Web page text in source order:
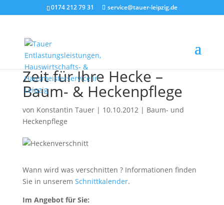
0174 212 79 31 service@tauer-leipzig.de
Zeit für Ihre Hecke –
Baum- & Heckenpflege
von Konstantin Tauer| 10.10.2012| Baum- und
Heckenpflege
Wann wird was verschnitten ? Informationen finden
Sie in unserem Schnittkalender.
Im Angebot für Sie: